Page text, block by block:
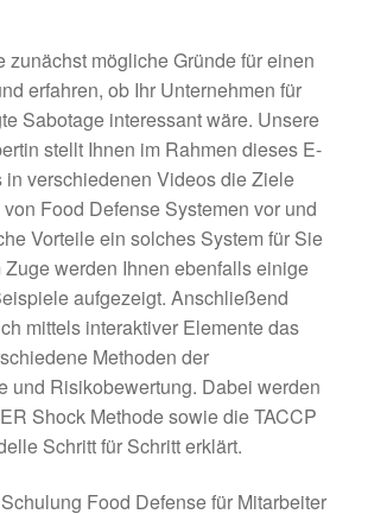
zunächst mögliche Gründe für einen
erfahren, ob Ihr Unternehmen für
Sabotage interessant wäre. Unsere
stellt Ihnen im Rahmen dieses E-
in verschiedenen Videos die Ziele
Food Defense Systemen vor und
Vorteile ein solches System für Sie
Zuge werden Ihnen ebenfalls einige
aufgezeigt. Anschließend
mittels interaktiver Elemente das
Methoden der
und Risikobewertung. Dabei werden
Shock Methode sowie die TACCP
Schritt für Schritt erklärt.
Food Defense für Mitarbeiter